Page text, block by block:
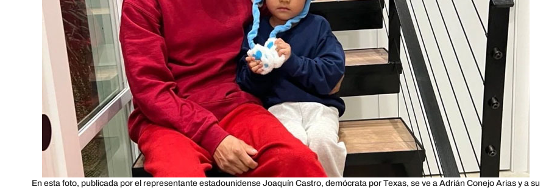
En esta foto, publicada por el representante estadounidense Joaquín Castro, demócrata por Texas, se ve a Adrián Conejo Arias y a su